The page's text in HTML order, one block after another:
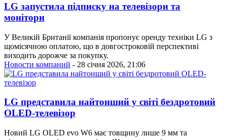
LG запустила підписку на телевізори та
монітори
У Великій Британії компанія пропонує оренду техніки LG з
щомісячною оплатою, що в довгостроковій перспективі
виходить дорожче за покупку.
Новости компаний - 28 січня 2026, 21:06
LG представила найтонший у світі бездротовий
OLED-телевізор
Новий LG OLED evo W6 має товщину лише 9 мм та